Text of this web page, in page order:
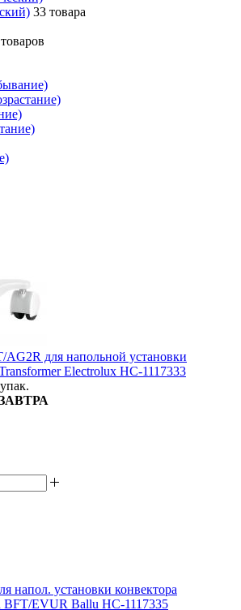
33 товара
для напольной установки
Electrolux НС-1117333